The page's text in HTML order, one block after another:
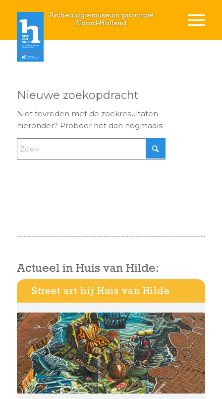
Archeologiemuseum provincie
Noord-Holland
Nieuwe zoekopdracht
Niet tevreden met de zoekresultaten
hieronder? Probeer het dan nogmaals:
Actueel in Huis van Hilde:
Street art bij Huis van Hilde